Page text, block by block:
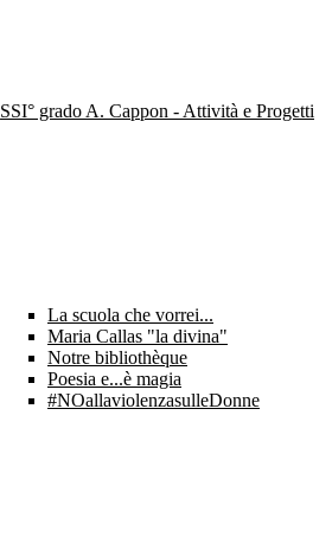
SSI° grado A. Cappon - Attività e Progetti
La scuola che vorrei...
Maria Callas "la divina"
Notre bibliothèque
Poesia e...è magia
#NOallaviolenzasulleDonne